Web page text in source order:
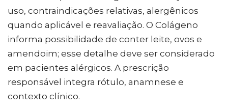
uso, contraindicações relativas, alergênicos
quando aplicável e reavaliação. O Colágeno
informa possibilidade de conter leite, ovos e
amendoim; esse detalhe deve ser considerado
em pacientes alérgicos. A prescrição
responsável integra rótulo, anamnese e
contexto clínico.